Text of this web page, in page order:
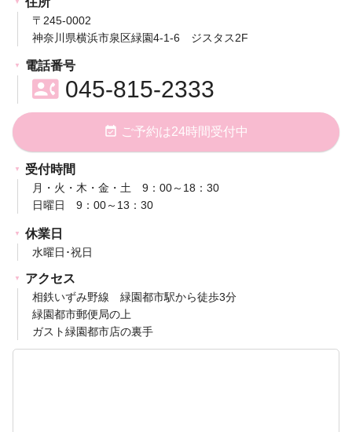
〒245-0002
神奈川県横浜市泉区緑園4-1-6 ジスタス2F
電話番号
contact_phone 045-815-2333
event_available ご予約は24時間受付中
受付時間
月・火・木・金・土 9：00～18：30
日曜日 9：00～13：30
休業日
水曜日･祝日
アクセス
相鉄いずみ野線 緑園都市駅から徒歩3分
緑園都市郵便局の上
ガスト緑園都市店の裏手